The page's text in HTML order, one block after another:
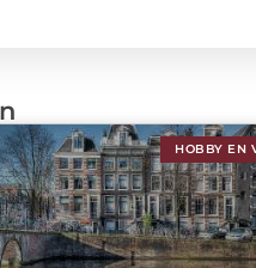
HOBBY EN